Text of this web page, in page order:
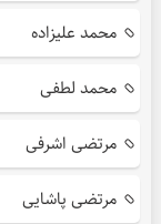
محمد علیزاده
محمد لطفی
مرتضی اشرفی
مرتضی پاشایی